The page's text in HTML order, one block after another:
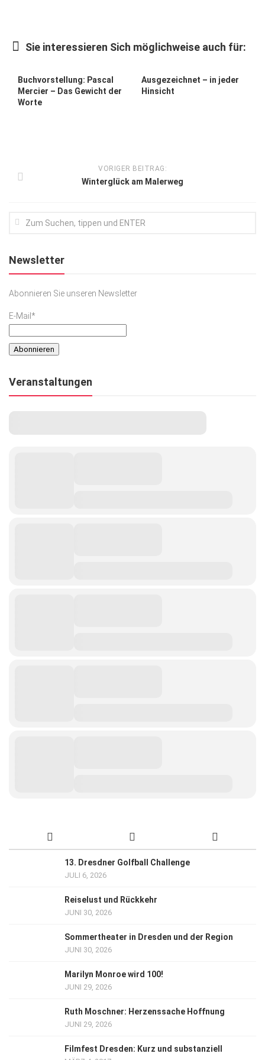
Lifestyle
Podcast
Top Branchen
Sie interessieren Sich möglichweise auch für:
Buchvorstellung: Pascal
Mercier – Das Gewicht der
Worte
Ausgezeichnet – in jeder
Hinsicht
VORIGER BEITRAG:
Winterglück am Malerweg
Newsletter
Abonnieren Sie unseren Newsletter
E-Mail*
Veranstaltungen
13. Dresdner Golfball Challenge
JULI 6, 2026
Reiselust und Rückkehr
JUNI 30, 2026
Sommertheater in Dresden und der Region
JUNI 30, 2026
Marilyn Monroe wird 100!
JUNI 29, 2026
Ruth Moschner: Herzenssache Hoffnung
JUNI 29, 2026
Filmfest Dresden: Kurz und substanziell